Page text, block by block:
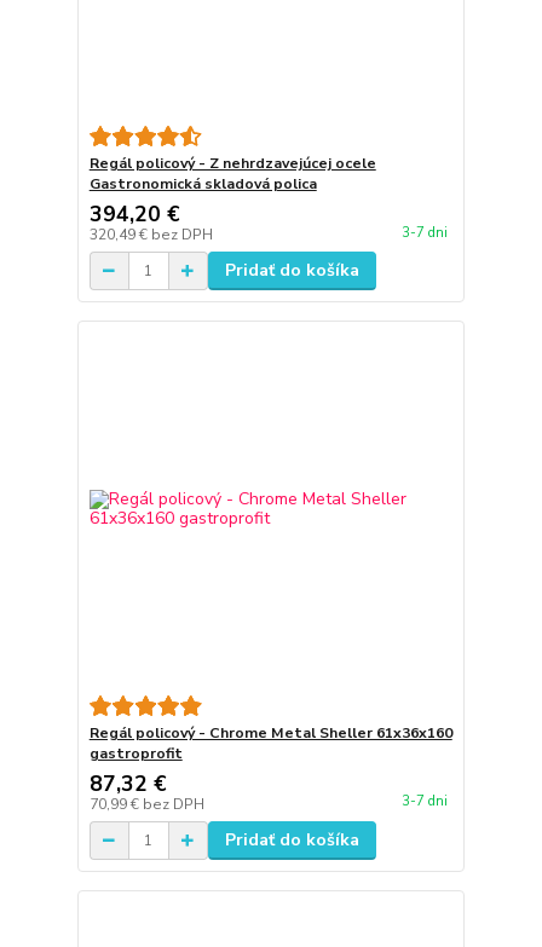
Regál policový - Z nehrdzavejúcej ocele
Gastronomická skladová polica
394,20 €
320,49 € bez DPH 3-7 dni
Pridať do košíka
Regál policový - Chrome Metal Sheller 61x36x160
gastroprofit
87,32 €
70,99 € bez DPH 3-7 dni
Pridať do košíka